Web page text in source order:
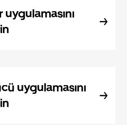
uygulamasını
uygulamasını